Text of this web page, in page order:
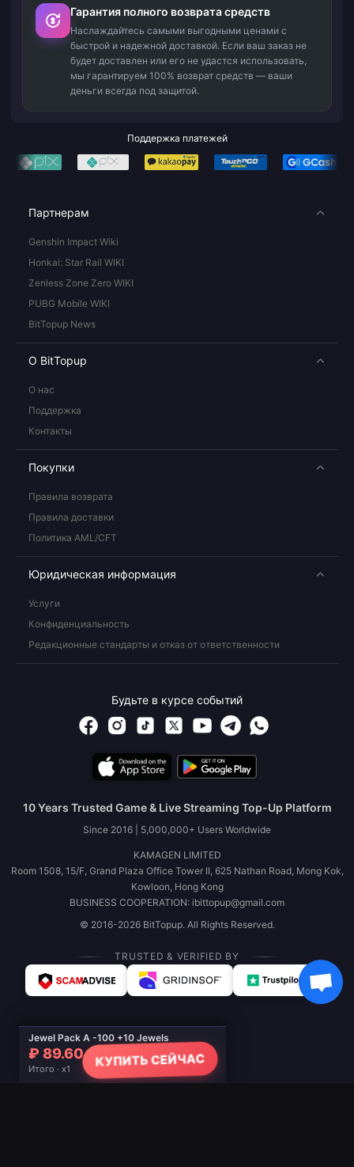
Jewel Pack A -100 +10 Jewels
₽ 89.60
Итого · x1 КУПИТЬ СЕЙЧАС
Гарантия полного возврата средств
Наслаждайтесь самыми выгодными ценами с
быстрой и надежной доставкой. Если ваш заказ не
будет доставлен или его не удастся использовать,
мы гарантируем 100% возврат средств — ваши
деньги всегда под защитой.
Поддержка платежей
Партнерам
Genshin Impact Wiki
Honkai: Star Rail WIKI
Zenless Zone Zero WIKI
PUBG Mobile WIKI
BitTopup News
О BitTopup
О нас
Поддержка
Контакты
Покупки
Правила возврата
Правила доставки
Политика AML/CFT
Юридическая информация
Услуги
Конфиденциальность
Редакционные стандарты и отказ от ответственности
Будьте в курсе событий
10 Years Trusted Game & Live Streaming Top-Up Platform
Since 2016 | 5,000,000+ Users Worldwide
KAMAGEN LIMITED
Room 1508, 15/F, Grand Plaza Office Tower II, 625 Nathan Road, Mong Kok,
Kowloon, Hong Kong
BUSINESS COOPERATION: ibittopup@gmail.com
© 2016-2026 BitTopup. All Rights Reserved.
TRUSTED & VERIFIED BY